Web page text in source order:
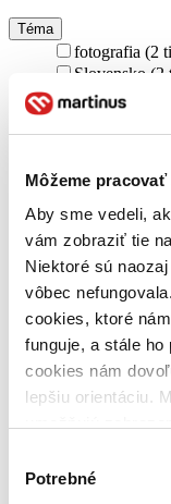
Môžeme
Aby sme vedeli,
vám zobraziť tie
Niektoré sú
vôbec
cookies, ktoré
funguje, a stále
cookies nám
lepšiu orientáciu.
keby sme mohli
súhlasu
Potrebné
Téma
fotografia (2
Slovensko (2
Vydavateľstvo
CBS (2 tituly)
Väzba
Zúžiť výber
Zoradiť
Top hodnotené
Novinky
Najvyššia zľava